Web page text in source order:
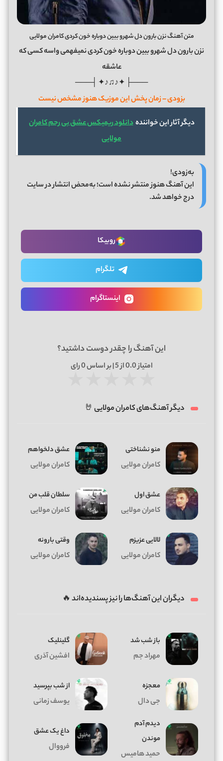
متن آهنگ نزن بارون دل شهرو ببین دوباره خون کردی کامران مولایی
نزن بارون دل شهرو ببین دوباره خون کردی نمیفهمی واسه کسی که
عاشقه
───├ ✦♪♫♪✦ ┤───
بزودی – زمان پخش این موزیک هنوز مشخص نیست
دیگر آثار این خوانندهدانلود ریمیکس عشق بی رحم کامران
مولایی
به‌زودی!
این آهنگ هنوز منتشر نشده است؛ به‌محض انتشار در سایت
درج خواهد شد.
روبیکا
تلگرام
اینستاگرام
این آهنگ را چقدر دوست داشتید؟
امتیاز0.0از 5 | بر اساس 0رای
دیگر آهنگ‌های کامران مولایی 🤘
منو نشناختی
کامران مولایی
عشق دلخواهم
کامران مولایی
عشق اول
کامران مولایی
سلطان قلب من
کامران مولایی
لالایی عزیزم
کامران مولایی
وقتی بارونه
کامران مولایی
دیگران این آهنگ‌ها را نیز پسندیده‌اند 🔥
باز شب شد
مهراد جم
گلینلیک
افشین آذری
معجزه
جی دال
از شب بپرسید
یوسف زمانی
دیدم آدم
موندن
حمید هامیس
داغ يک عشق
فرووال